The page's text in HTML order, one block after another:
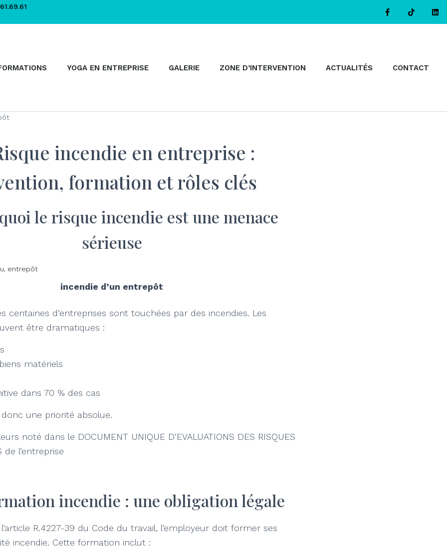
YOGA EN ENTREPRISE GALERIE ZONE D’INTERVENTION ACTUALITÉS CONTACT
incendie en entreprise :
formation et rôles clés
le risque incendie est une menace
sérieuse
incendie d’un entrepôt
centaines d’entreprises sont touchées par des incendies. Les
être dramatiques :
matériels
dans 70 % des cas
une priorité absolue.
noté dans le DOCUMENT UNIQUE D’EVALUATIONS DES RISQUES
de l’entreprise
incendie : une obligation légale
R.4227-39 du Code du travail, l’employeur doit former ses
incendie. Cette formation inclut :